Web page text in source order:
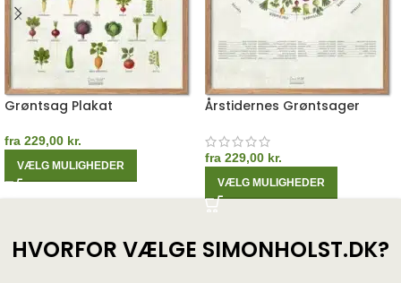
Grøntsag Plakat
fra 229,00 kr.
VÆLG MULIGHEDER
Årstidernes Grøntsager
fra 229,00 kr.
VÆLG MULIGHEDER
HVORFOR VÆLGE SIMONHOLST.DK?